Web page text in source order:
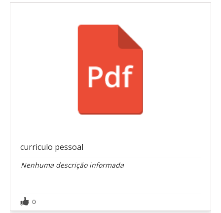
curriculo pessoal
Nenhuma descrição informada
0